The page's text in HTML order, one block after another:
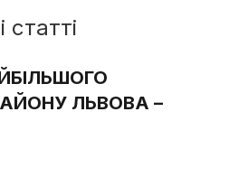
статті
ЛЬВОВА –